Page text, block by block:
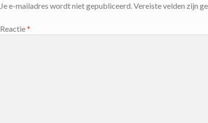
Je e-mailadres wordt niet gepubliceerd. Vereiste velden zijn
Reactie*